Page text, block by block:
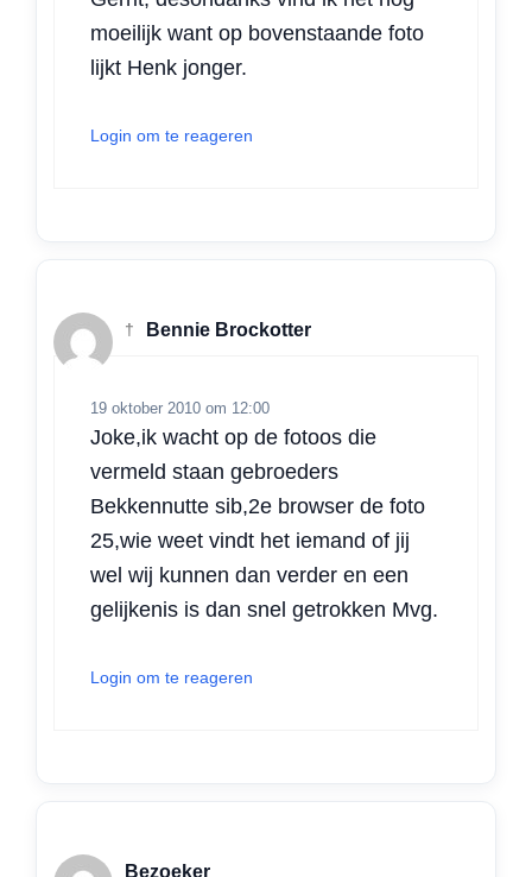
moeilijk want op bovenstaande foto
lijkt Henk jonger.
Login om te reageren
† Bennie Brockotter
19 oktober 2010 om 12:00
Joke,ik wacht op de fotoos die
vermeld staan gebroeders
Bekkennutte sib,2e browser de foto
25,wie weet vindt het iemand of jij
wel wij kunnen dan verder en een
gelijkenis is dan snel getrokken Mvg.
Login om te reageren
Bezoeker